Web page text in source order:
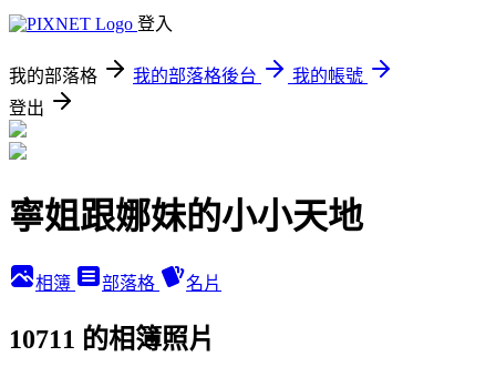
登入
我的部落格 我的部落格後台
我的帳號
登出
寧姐跟娜妹的小小天地
相簿 部落格 名片
10711 的相簿照片